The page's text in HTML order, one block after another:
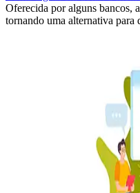
Oferecida por alguns bancos,
tornando uma alternativa para